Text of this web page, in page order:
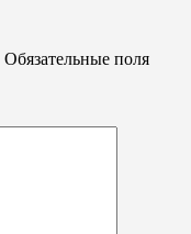
Обязательные поля